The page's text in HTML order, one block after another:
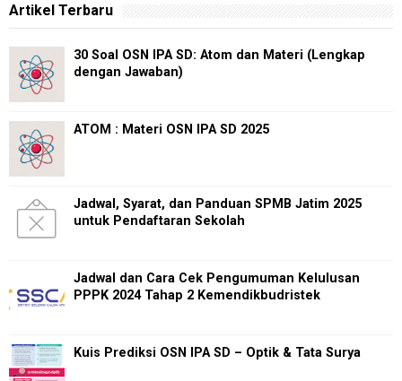
Artikel Terbaru
30 Soal OSN IPA SD: Atom dan Materi (Lengkap
dengan Jawaban)
ATOM : Materi OSN IPA SD 2025
Jadwal, Syarat, dan Panduan SPMB Jatim 2025
untuk Pendaftaran Sekolah
Jadwal dan Cara Cek Pengumuman Kelulusan
PPPK 2024 Tahap 2 Kemendikbudristek
Kuis Prediksi OSN IPA SD – Optik & Tata Surya